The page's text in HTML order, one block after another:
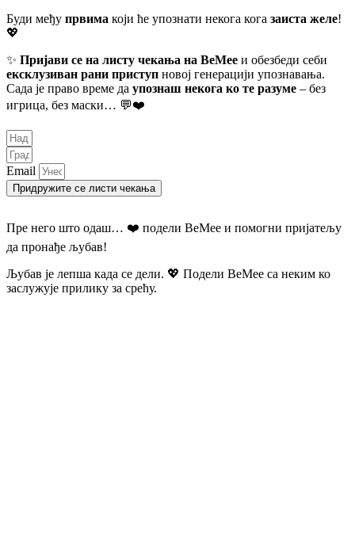
Буди међу првима који ће упознати некога кога заиста желе!
💖
✨ Пријави се на листу чекања на BeMee и обезбеди себи
ексклузиван рани приступ новој генерацији упознавања.
Сада је право време да упознаш некога ко те разуме – без
игрица, без маски… 💬❤️
Email
Придружите се листи чекања
Пре него што одаш… ❤️ подели BeMee и помогни пријатељу
да пронађе љубав!
Љубав је лепша када се дели. 💖 Подели BeMee са неким ко
заслужује прилику за срећу.